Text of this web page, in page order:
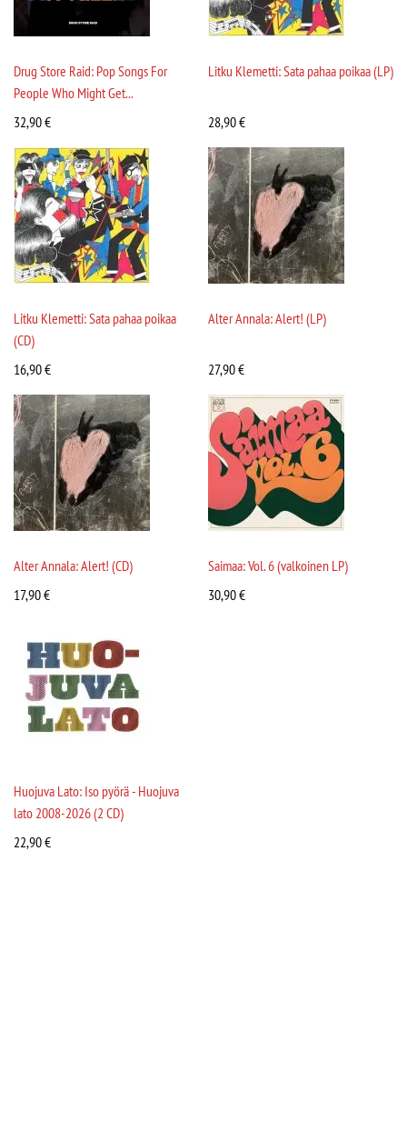
Drug Store Raid: Pop Songs For
People Who Might Get...
32,90€
Litku Klemetti: Sata pahaa poikaa (LP)
28,90€
Litku Klemetti: Sata pahaa poikaa
(CD)
16,90€
Alter Annala: Alert! (LP)
27,90€
Alter Annala: Alert! (CD)
17,90€
Saimaa: Vol. 6 (valkoinen LP)
30,90€
Huojuva Lato: Iso pyörä - Huojuva
lato 2008-2026 (2 CD)
22,90€